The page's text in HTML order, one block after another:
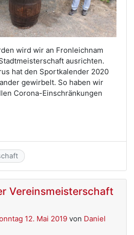
wird wir an Fronleichnam
ausrichten.
hat den Sportkalender 2020
gewirbelt. So haben wir
Corona-Einschränkungen
Vereinsmeisterschaft
12. Mai 2019 von Daniel